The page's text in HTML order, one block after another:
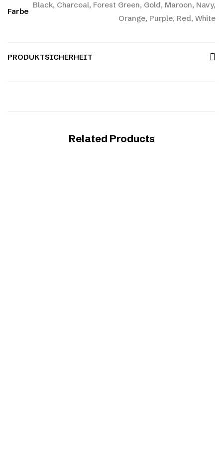
Farbe
Black, Charcoal, Forest Green, Gold, Maroon, Navy,
Orange, Purple, Red, White
PRODUKTSICHERHEIT
Related Products